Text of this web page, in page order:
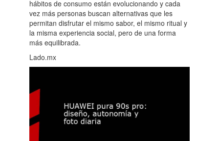
hábitos de consumo están evolucionando y cada
vez más personas buscan alternativas que les
permitan disfrutar el mismo sabor, el mismo ritual y
la misma experiencia social, pero de una forma
más equilibrada.
Lado.mx